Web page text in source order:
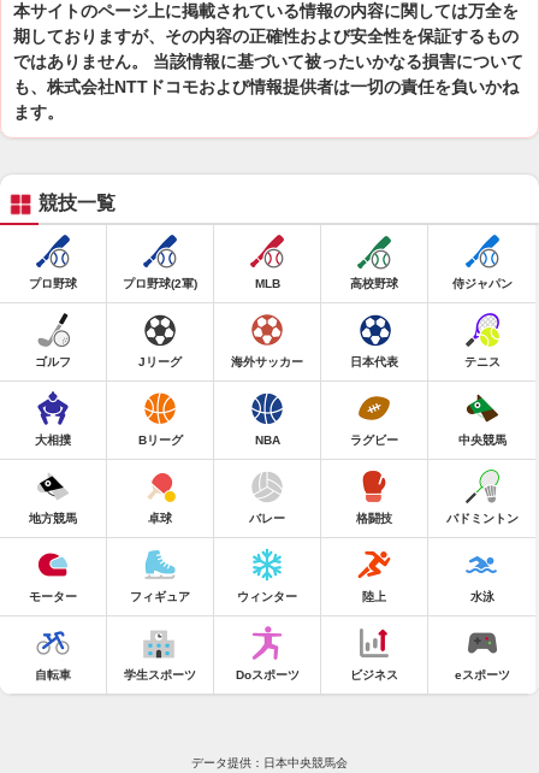
本サイトのページ上に掲載されている情報の内容に関しては万全を
期しておりますが、その内容の正確性および安全性を保証するもの
ではありません。 当該情報に基づいて被ったいかなる損害について
も、株式会社NTTドコモおよび情報提供者は一切の責任を負いかね
ます。
競技一覧
プロ野球 プロ野球(2軍) MLB 高校野球 侍ジャパン
ゴルフ Jリーグ 海外サッカー 日本代表 テニス
大相撲 Bリーグ NBA ラグビー 中央競馬
地方競馬 卓球 バレー 格闘技 バドミントン
モーター フィギュア ウィンター 陸上 水泳
自転車 学生スポーツ Doスポーツ ビジネス eスポーツ
データ提供：日本中央競馬会